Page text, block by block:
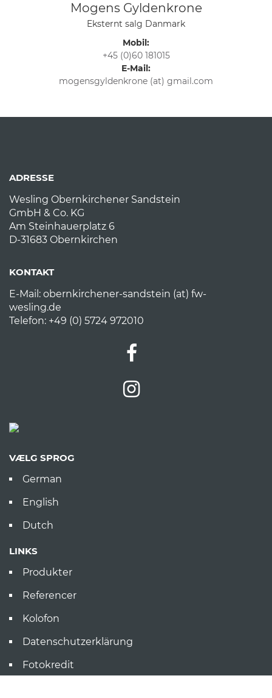
Mogens Gyldenkrone
Eksternt salg Danmark
Mobil:
+45 (0)60 181015
E-Mail:
mogensgyldenkrone (at) gmail.com
ADRESSE
Wesling Obernkirchener Sandstein
GmbH & Co. KG
Am Steinhauerplatz 6
D-31683 Obernkirchen
KONTAKT
E-Mail: obernkirchener-sandstein (at) fw-
wesling.de
Telefon: +49 (0) 5724 972010
VÆLG SPROG
German
English
Dutch
LINKS
Produkter
Referencer
Kolofon
Datenschutzerklärung
Fotokredit